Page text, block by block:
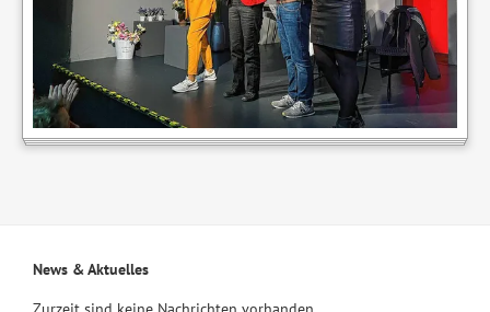
News & Aktuelles